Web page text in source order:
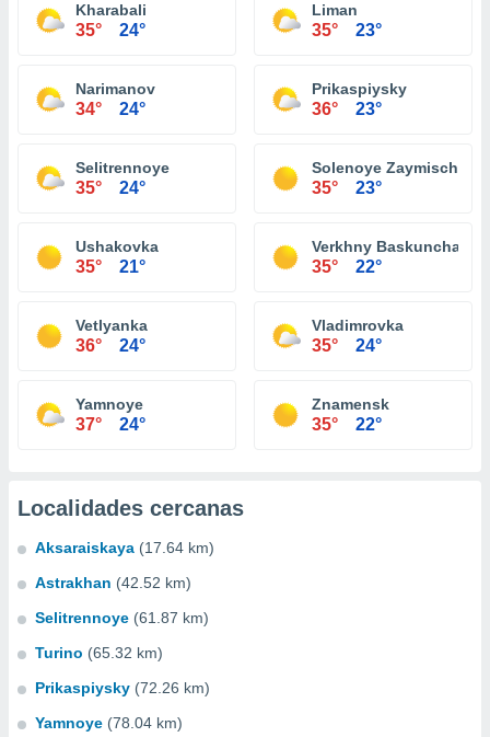
Kharabali
35° 24°
Liman
35° 23°
Narimanov
34° 24°
Prikaspiysky
36° 23°
Selitrennoye
35° 24°
Solenoye Zaymische
35° 23°
Ushakovka
35° 21°
Verkhny Baskunchak
35° 22°
Vetlyanka
36° 24°
Vladimrovka
35° 24°
Yamnoye
37° 24°
Znamensk
35° 22°
Localidades cercanas
Aksaraiskaya (17.64 km)
Astrakhan (42.52 km)
Selitrennoye (61.87 km)
Turino (65.32 km)
Prikaspiysky (72.26 km)
Yamnoye (78.04 km)